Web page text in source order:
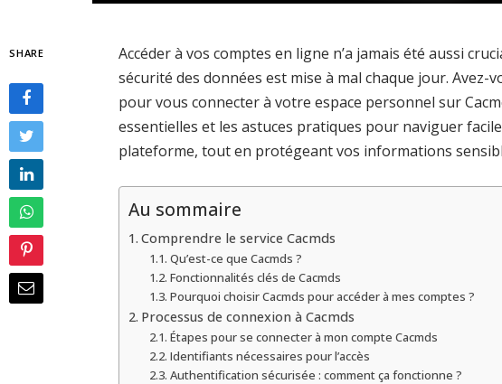
SHARE
Accéder à vos comptes en ligne n’a jamais été aussi
sécurité des données est mise à mal chaque jour. Avez-
pour vous connecter à votre espace personnel sur
essentielles et les astuces pratiques pour naviguer
plateforme, tout en protégeant vos informations
Au sommaire
Comprendre le service Cacmds
Qu’est-ce que Cacmds ?
Fonctionnalités clés de Cacmds
Pourquoi choisir Cacmds pour accéder à mes comptes ?
Processus de connexion à Cacmds
Étapes pour se connecter à mon compte Cacmds
Identifiants nécessaires pour l’accès
Authentification sécurisée : comment ça fonctionne ?